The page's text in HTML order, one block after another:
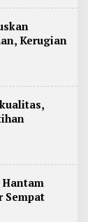
Kerugian
Sempat